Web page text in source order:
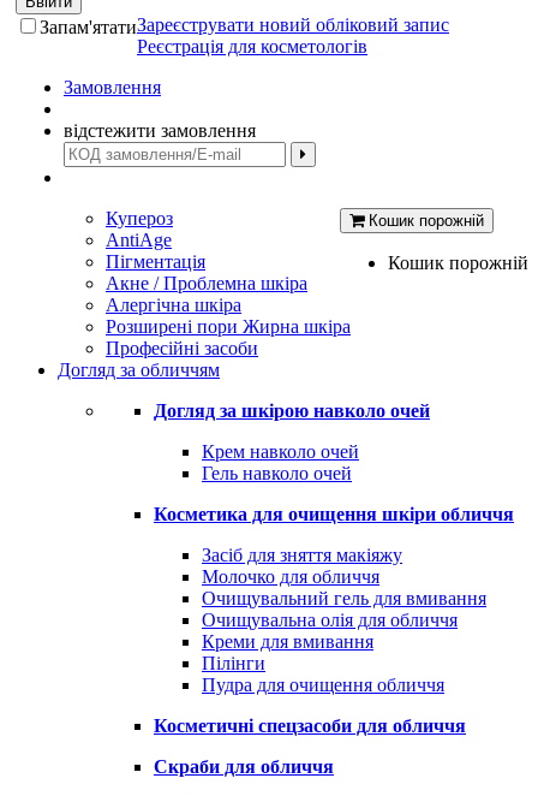
Запам'ятатиЗареєструвати новий обліковий запис
Реєстрація для косметологів
Замовлення
відстежити замовлення
Кошик порожній
Кошик порожній
Купероз
AntiAge
Пігментація
Акне / Проблемна шкіра
Алергічна шкіра
Розширені пори Жирна шкіра
Професійні засоби
Догляд за обличчям
Догляд за шкірою навколо очей
Крем навколо очей
Гель навколо очей
Косметика для очищення шкіри обличчя
Засіб для зняття макіяжу
Молочко для обличчя
Очищувальний гель для вмивання
Очищувальна олія для обличчя
Креми для вмивання
Пілінги
Пудра для очищення обличчя
Косметичні спецзасоби для обличчя
Скраби для обличчя